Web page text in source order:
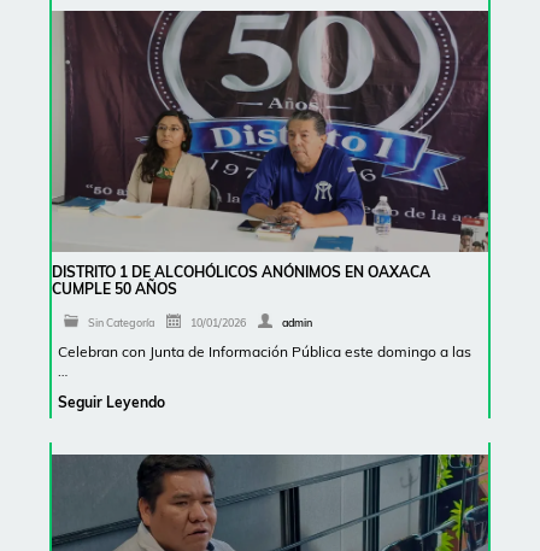
DISTRITO 1 DE ALCOHÓLICOS ANÓNIMOS EN OAXACA
CUMPLE 50 AÑOS
Sin Categoría 10/01/2026 admin
Celebran con Junta de Información Pública este domingo a las
Seguir Leyendo